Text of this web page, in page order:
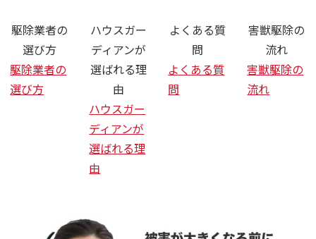
駆除業者の
選び方
駆除業者の
選び方
ハウスガー
ディアンが
選ばれる理
由
ハウスガー
ディアンが
選ばれる理
由
よくある質
問
よくある質
問
害獣駆除の
流れ
害獣駆除の
流れ